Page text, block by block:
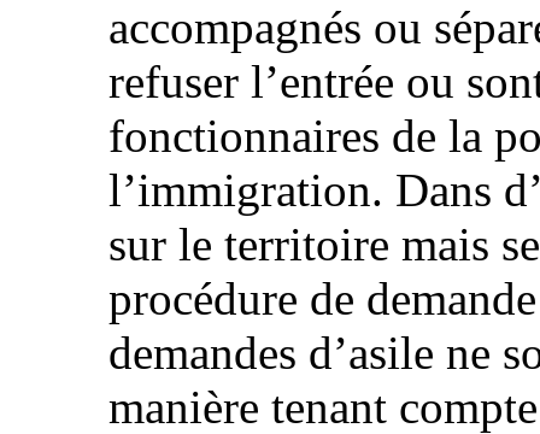
accompagnés ou
refuser l’entrée ou
fonctionnaires de la
l’immigration. Dans
sur le territoire mais
procédure de
demandes d’asile ne
manière tenant